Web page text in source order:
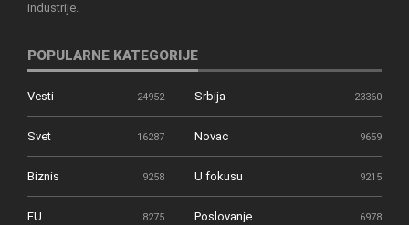
industrije.
POPULARNE KATEGORIJE
Vesti 24952 Srbija 23360
Svet 16287 Novac 9659
Biznis 9258 U fokusu 9215
EU 8275 Poslovanje 6978